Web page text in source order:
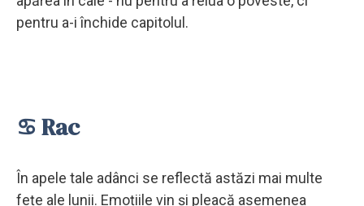
pentru a-i închide capitolul.
♋ Rac
În apele tale adânci se reflectă astăzi mai multe
fețe ale lunii. Emoțiile vin și pleacă asemenea